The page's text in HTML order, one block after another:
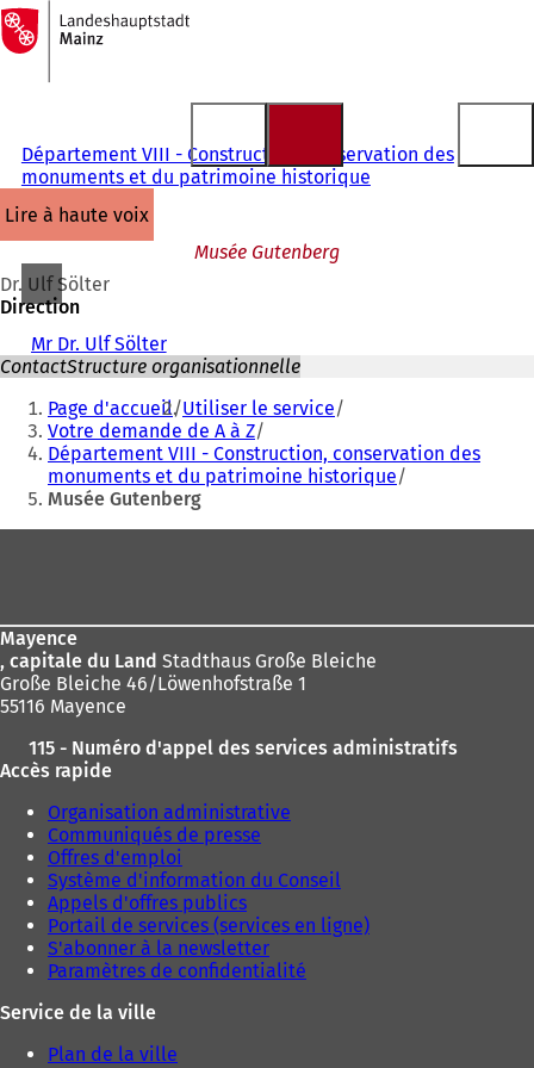
Accéder au contenu
Vers
la
page
d'accueil
Département VIII - Construction, conservation des
monuments et du patrimoine historique
lire à haute voix
Musée Gutenberg
Dr. Ulf Sölter
Direction
Mr Dr. Ulf Sölter
ContactStructure organisationnelle
Vous
êtes
ici
Page d'accueil Utiliser le service
Votre demande de A à Z
Département VIII - Construction, conservation des
monuments et du patrimoine historique
Musée Gutenberg
Mayence
, capitale du Land Stadthaus Große Bleiche
Große Bleiche 46/Löwenhofstraße 1
55116 Mayence
115 - Numéro d'appel des services administratifs
Accès rapide
Organisation administrative
Communiqués de presse
Offres d'emploi
Système d'information du Conseil
Appels d'offres publics
Portail de services (services en ligne)
S'abonner à la newsletter
Paramètres de confidentialité
Service de la ville
Plan de la ville